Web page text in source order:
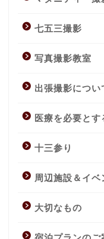
七五三撮影
写真撮影教室
出張撮影につい
医療を必要と
十三参り
周辺施設＆イベ
大切なもの